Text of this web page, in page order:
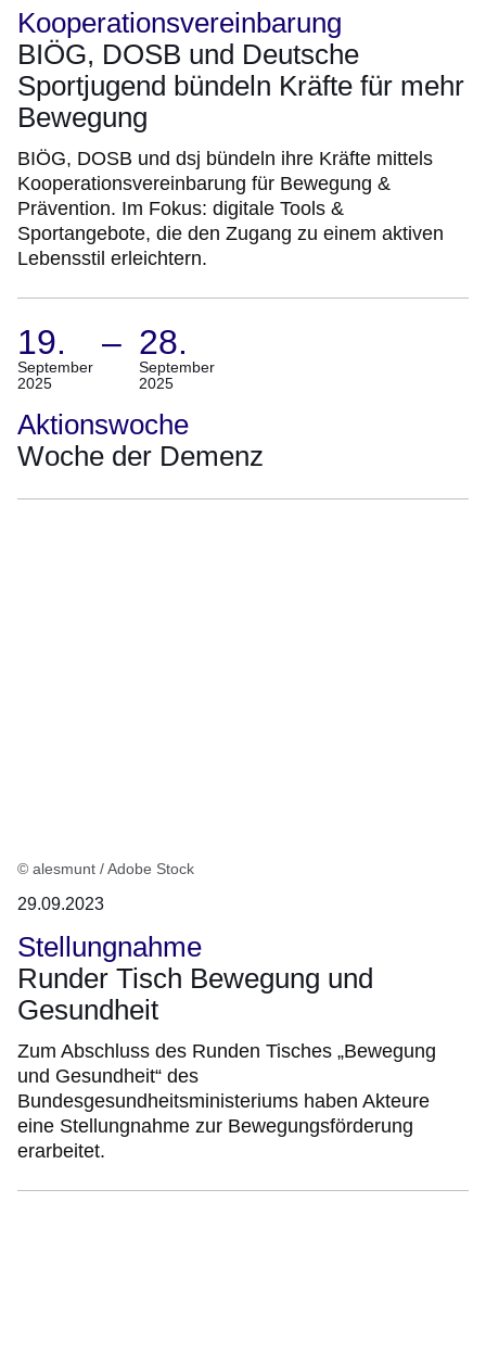
Kooperationsvereinbarung
BIÖG, DOSB und Deutsche
Sportjugend bündeln Kräfte für mehr
Bewegung
BIÖG, DOSB und dsj bündeln ihre Kräfte mittels
Kooperationsvereinbarung für Bewegung &
Prävention. Im Fokus: digitale Tools &
Sportangebote, die den Zugang zu einem aktiven
Lebensstil erleichtern.
19.
September
2025
– 28.
September
2025
(Termin:
19.
September
Bis
Aktionswoche
Woche der Demenz
© alesmunt / Adobe Stock
29.09.2023
Stellungnahme
Runder Tisch Bewegung und
Gesundheit
Zum Abschluss des Runden Tisches „Bewegung
und Gesundheit“ des
Bundesgesundheitsministeriums haben Akteure
eine Stellungnahme zur Bewegungsförderung
erarbeitet.